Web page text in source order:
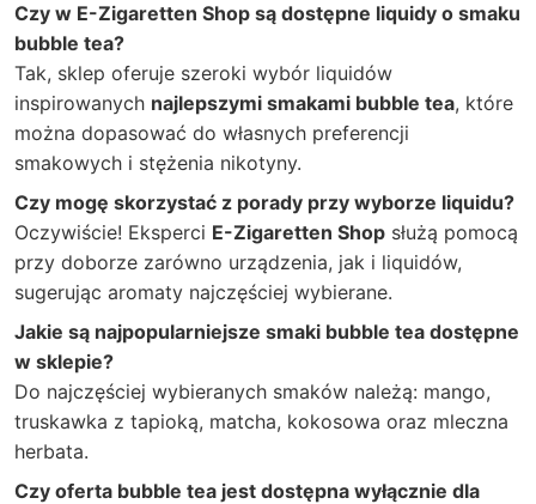
Czy w E-Zigaretten Shop są dostępne liquidy o smaku
bubble tea?
Tak, sklep oferuje szeroki wybór liquidów
inspirowanych najlepszymi smakami bubble tea, które
można dopasować do własnych preferencji
smakowych i stężenia nikotyny.
Czy mogę skorzystać z porady przy wyborze liquidu?
Oczywiście! Eksperci E-Zigaretten Shop służą pomocą
przy doborze zarówno urządzenia, jak i liquidów,
sugerując aromaty najczęściej wybierane.
Jakie są najpopularniejsze smaki bubble tea dostępne
w sklepie?
Do najczęściej wybieranych smaków należą: mango,
truskawka z tapioką, matcha, kokosowa oraz mleczna
herbata.
Czy oferta bubble tea jest dostępna wyłącznie dla